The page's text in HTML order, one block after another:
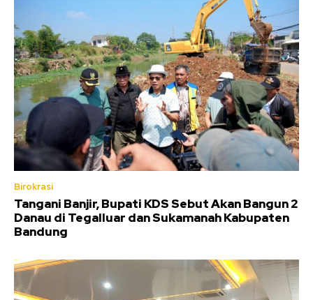
Birokrasi
Tangani Banjir, Bupati KDS Sebut Akan Bangun 2
Danau di Tegalluar dan Sukamanah Kabupaten
Bandung